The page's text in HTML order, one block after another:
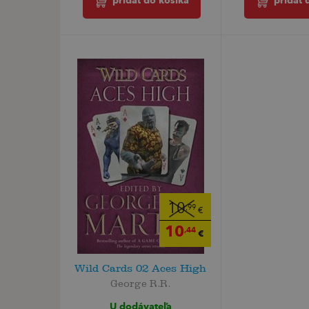
10,99 €
10,44 €
Wild Cards 02 Aces High
George R.R.
U dodávateľa